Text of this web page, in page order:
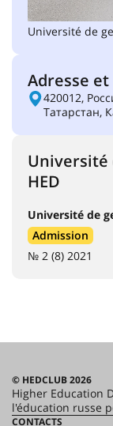
Université de
Adresse
420012,
Татарстан,
Université
HED
Université de
Admission
№ 2 (8) 2021
© HEDCLUB 2026
Higher Education
l'éducation russe
CONTACTS